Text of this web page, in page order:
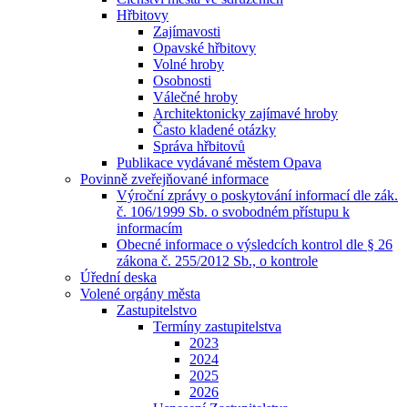
Hřbitovy
Zajímavosti
Opavské hřbitovy
Volné hroby
Osobnosti
Válečné hroby
Architektonicky zajímavé hroby
Často kladené otázky
Správa hřbitovů
Publikace vydávané městem Opava
Povinně zveřejňované informace
Výroční zprávy o poskytování informací dle zák.
č. 106/1999 Sb. o svobodném přístupu k
informacím
Obecné informace o výsledcích kontrol dle § 26
zákona č. 255/2012 Sb., o kontrole
Úřední deska
Volené orgány města
Zastupitelstvo
Termíny zastupitelstva
2023
2024
2025
2026